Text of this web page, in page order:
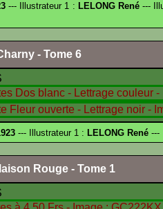
--- Illustrateur 1 : LELONG René---
- Tome 6
--- Illustrateur 1 : LELONG René ---
Rouge - Tome 1